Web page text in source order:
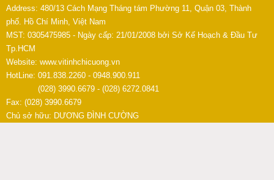
Address: 480/13 Cách Mạng Tháng tám Phường 11, Quận 03, Thành
phố. Hồ Chí Minh, Việt Nam
MST: 0305475985 - Ngày cấp: 21/01/2008 bởi Sở Kế Hoạch & Đầu Tư
Tp.HCM
Website: www.vitinhchicuong.vn
HotLine: 091.838.2260 - 0948.900.911
(028) 3990.6679 - (028) 6272.0841
Fax: (028) 3990.6679
Chủ sở hữu: DƯƠNG ĐÌNH CƯỜNG